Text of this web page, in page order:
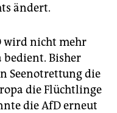
ändert.
wird nicht mehr
Bisher
Seenotrettung die
die Flüchtlinge
die AfD erneut